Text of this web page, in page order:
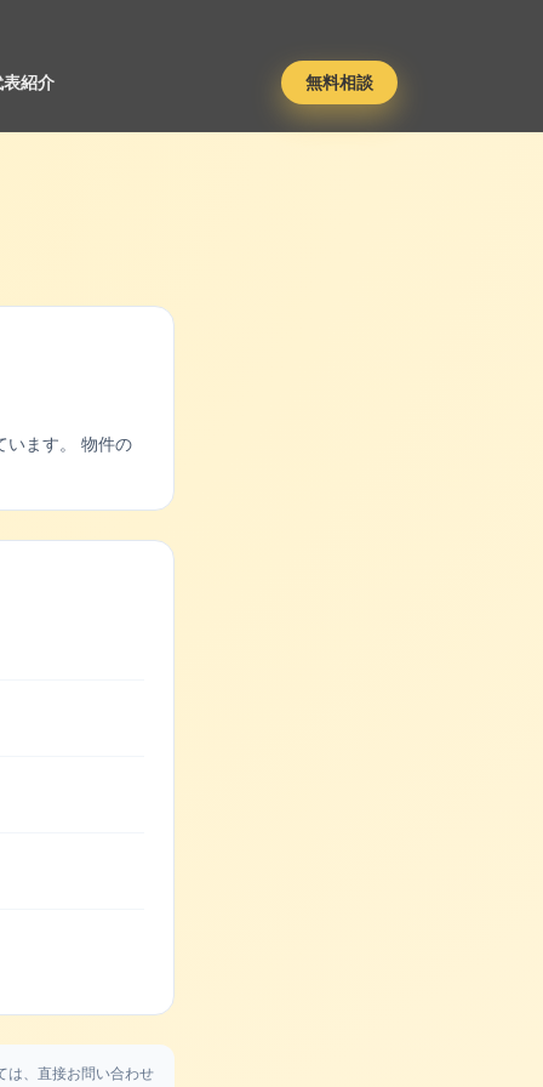
紹介 無料相談
います。 物件の
は、直接お問い合わせ